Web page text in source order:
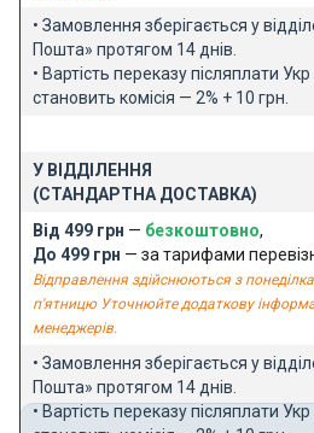
• Замовлення зберігається у
Пошта» протягом 14 днів.
• Вартість переказу післяплати
становить комісія — 2% + 10 грн.
У ВІДДІЛЕННЯ
(СТАНДАРТНА ДОСТАВКА)
Від 499 грн — безкоштовно,
До 499 грн — за тарифами
Відправлення здійснюються з
п'ятницю Уточнюйте додаткову
менеджерів.
• Замовлення зберігається у
Пошта» протягом 14 днів.
• Вартість переказу післяплати